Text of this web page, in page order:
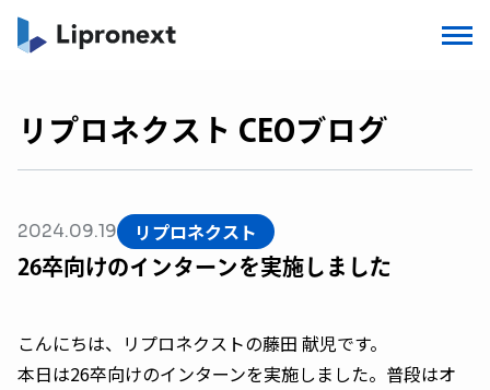
リプロネクスト CEOブログ
2024.09.19 リプロネクスト
26卒向けのインターンを実施しました
こんにちは、リプロネクストの藤田 献児です。
本日は26卒向けのインターンを実施しました。普段はオ